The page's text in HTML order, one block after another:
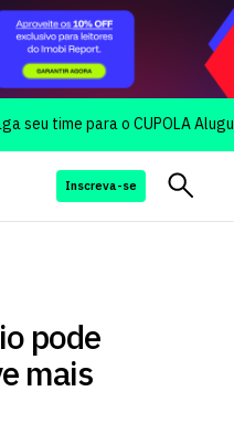
para o CUPOLA Aluguel Day
Inscreva-se
pode
mais